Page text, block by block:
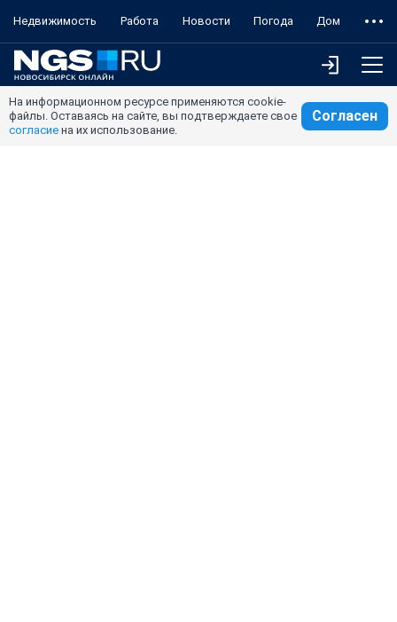
Недвижимость Работа Новости Погода Дом
На информационном ресурсе применяются cookie-
файлы. Оставаясь на сайте, вы подтверждаете свое
согласие на их использование.
Согласен